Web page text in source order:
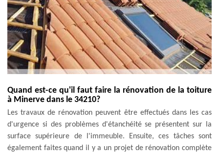
Quand est-ce qu'il faut faire la rénovation de la toiture
à Minerve dans le 34210?
Les travaux de rénovation peuvent être effectués dans les cas
d'urgence si des problèmes d'étanchéité se présentent sur la
surface supérieure de l'immeuble. Ensuite, ces tâches sont
également faites quand il y a un projet de rénovation complète